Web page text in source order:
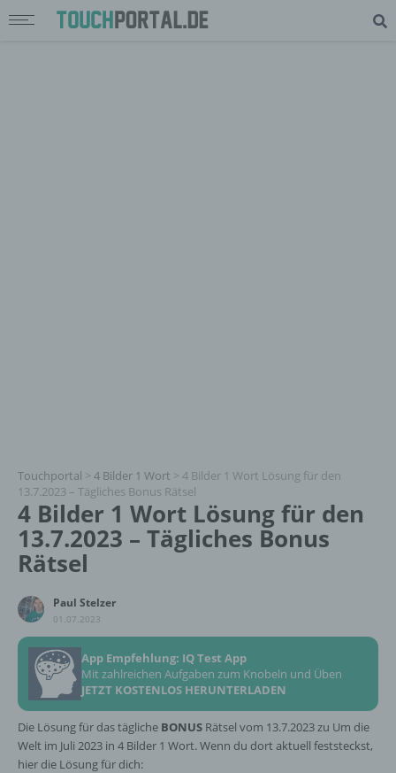
Touchportal > 4 Bilder 1 Wort > 4 Bilder 1 Wort Lösung für den
13.7.2023 – Tägliches Bonus Rätsel
4 Bilder 1 Wort Lösung für den
13.7.2023 – Tägliches Bonus
Rätsel
Paul Stelzer
01.07.2023
App Empfehlung: IQ Test App
Mit zahlreichen Aufgaben zum Knobeln und Üben
JETZT KOSTENLOS HERUNTERLADEN
Die Lösung für das tägliche BONUS Rätsel vom 13.7.2023 zu Um die
Welt im Juli 2023 in 4 Bilder 1 Wort. Wenn du dort aktuell feststeckst,
hier die Lösung für dich: